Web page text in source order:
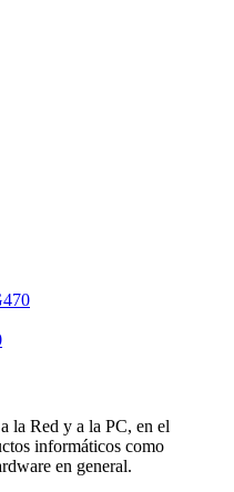
la Red y a la PC, en el
informáticos como
en general.